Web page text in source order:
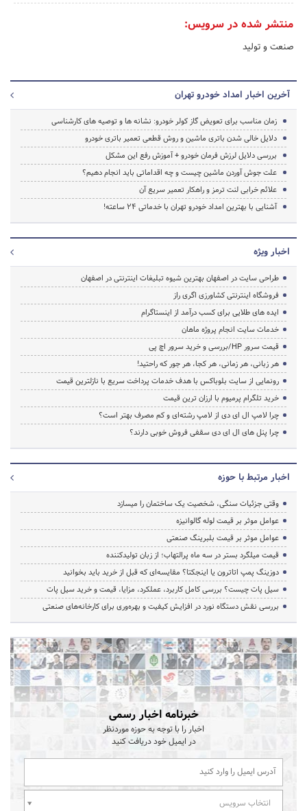
منتشر شده در سرویس:
صنعت و تولید
آخرین اخبار امداد خودرو تهران
زمان مناسب برای تعویض گاز کولر خودرو: نشانه ها و توصیه های کارشناسی
دلایل خالی شدن باتری ماشین و روش قطعی تعمیر باتری خودرو
بررسی دلایل لرزش فرمان خودرو + آموزش رفع این مشکل
علت جوش آوردن ماشین چیست و چه اقداماتی باید انجام دهیم؟
علائم خرابی لنت ترمز و راهکار تعمیر سریع آن
آشنایی با بهترین امداد خودرو تهران با خدماتی 24 ساعته!
اخبار ویژه
طراحی سایت در اصفهان بهترین شیوه تبلیغات اینترنتی در اصفهان
فروشگاه اینترنتی کشاورزی اگری راز
ایده های طلایی برای کسب درآمد از اینستاگرام
خدمات سایت انجام پروژه ماهان
قیمت سرور HP/بررسی و خرید سرور اچ پی
هر زبانی، هر زمانی، هر کجا، هر جور که راحتید!
رونمایی از سایت بلوباکس با هدف خدمات پرداخت سریع با نازلترین قیمت
خرید تلگرام پرمیوم با ارزان ترین قیمت
چرا لامپ ال ای دی از لامپ رشته‌ای و کم مصرف بهتر است؟
چرا پنل های ال ای دی سقفی فروش خوبی دارند؟
اخبار مرتبط با حوزه
وقتی جزئیات سنگی، شخصیت یک ساختمان را میسازد
عوامل موثر بر قیمت لوله گالوانیزه
عوامل موثر بر قیمت بلبرینگ صنعتی
قیمت میلگرد بستر در سه ماه پرالتهاب؛ از زبان تولیدکننده
دوزینگ پمپ اتاترون یا اینجکتا؟ مقایسه‌ای که قبل از خرید باید بخوانید
سیل پات چیست؟ بررسی کامل کاربرد، عملکرد، مزایا، قیمت و خرید سیل پات
بررسی نقش دستگاه نورد در افزایش کیفیت و بهره‌وری برای کارخانه‌های صنعتی
خبرنامه اخبار رسمی
اخبار را با توجه به حوزه موردنظر
در ایمیل خود دریافت کنید
انتخاب سرویس